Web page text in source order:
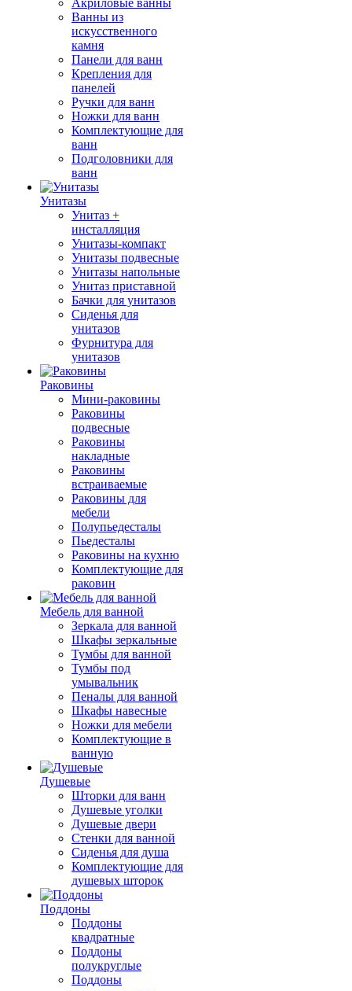
Акриловые ванны
Ванны из
искусственного
камня
Панели для ванн
Крепления для
панелей
Ручки для ванн
Ножки для ванн
Комплектующие для
ванн
Подголовники для
ванн
Унитазы
Унитаз +
инсталляция
Унитазы-компакт
Унитазы подвесные
Унитазы напольные
Унитаз приставной
Бачки для унитазов
Сиденья для
унитазов
Фурнитура для
унитазов
Раковины
Мини-раковины
Раковины
подвесные
Раковины
накладные
Раковины
встраиваемые
Раковины для
мебели
Полупьедесталы
Пьедесталы
Раковины на кухню
Комплектующие для
раковин
Мебель для ванной
Зеркала для ванной
Шкафы зеркальные
Тумбы для ванной
Тумбы под
умывальник
Пеналы для ванной
Шкафы навесные
Ножки для мебели
Комплектующие в
ванную
Душевые
Шторки для ванн
Душевые уголки
Душевые двери
Стенки для ванной
Сиденья для душа
Комплектующие для
душевых шторок
Поддоны
Поддоны
квадратные
Поддоны
полукруглые
Поддоны